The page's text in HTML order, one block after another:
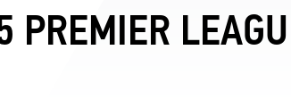
PREMIER